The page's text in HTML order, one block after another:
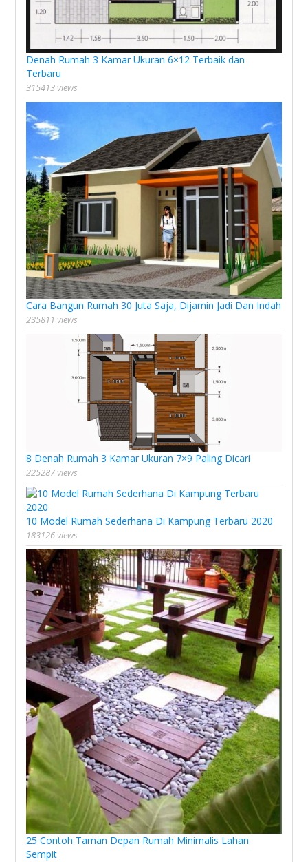
Denah Rumah 3 Kamar Ukuran 6×12 Terbaik dan
Terbaru
315413 views
Cara Bangun Rumah 30 Juta Saja, Dijamin Jadi Dan Indah
235811 views
8 Denah Rumah 3 Kamar Ukuran 7×9 Paling Dicari
225287 views
10 Model Rumah Sederhana Di Kampung Terbaru 2020
183126 views
25 Contoh Taman Depan Rumah Minimalis Lahan
Sempit